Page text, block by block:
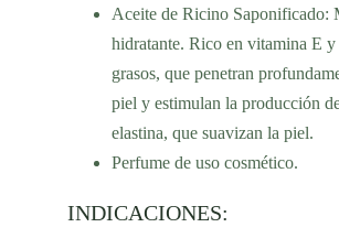
Aceite de RicinoSaponificado:
hidratante. Rico en vitamina E y
grasos, que penetran
piel y estimulan la producción
elastina, que suavizan la piel.
Perfume de uso cosmético.
INDICACIONES: